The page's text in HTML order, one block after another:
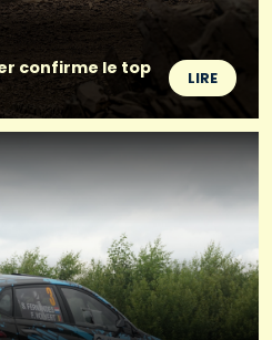
confirme le top
LIRE